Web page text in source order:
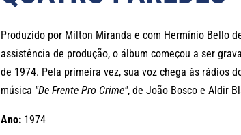
Produzido por Milton Miranda e com Hermínio Bello
assistência de produção, o álbum começou a ser
de 1974. Pela primeira vez, sua voz chega às rádios
música "De Frente Pro Crime", de João Bosco e Aldir
Ano: 1974